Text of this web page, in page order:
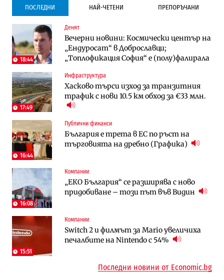
ПОСЛЕДНИ НАЙ-ЧЕТЕНИ ПРЕПОРЪЧАНИ
18:44
Денят
Вечерни новини: Космически център на
„Ендуросат“ в Доброславци;
„Топлофикация София“ e (полу)фалирала
17:49
Инфраструктура
Хасково търси изход за транзитния
трафик с нови 10.5 км обход за €33 млн.
16:44
Публични финанси
България е трета в ЕС по ръст на
търговията на дребно (Графика)
16:08
Компании
„ЕКО България“ се разширява с ново
придобиване – този път във Видин
15:51
Компании
Switch 2 и филмът за Mario увеличиха
печалбите на Nintendo с 54%
Градоустройство
Столична община избра изпълнител за
преместването на трамвайното
трасе по бул. „Скобелев“
Компании
Vivacom предлага над 150 устройства с
90% отстъпка през август
Енергетика
АЕЦ „Козлодуй“ ще работи само още
няколко седмици, ако сушата продължи
Digi&AI
Трафикът толкова е намалял, че големи
медии обмислят да се откажат
Публични финанси
Общините вече зависят от
централната власт за 75% от
Компании
Vivacom предлага над 150 устройства с
90% отстъпка през август
To:know
Последни дни с обозначаване на цените
в лева: Какво предстои?
Градоустройство
Столична община избра изпълнител за
преместването на трамвайното
Отрасли
Жилищата в България поскъпват при
намаляващо население и все повече
Компании
А1 отново е лидер при технологичните
компании и системните интегратори
Последни новини от Economic.bg